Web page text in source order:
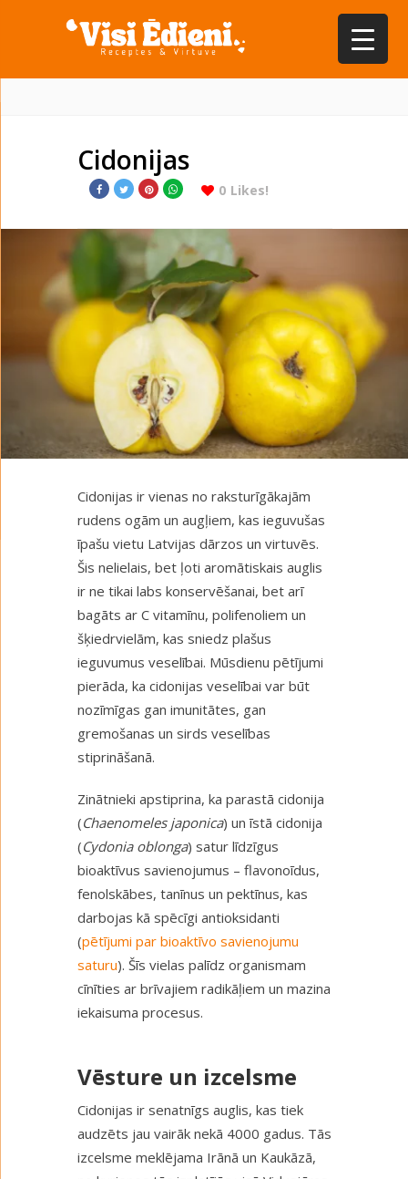
Cidonijas
0 Likes!
Cidonijas ir vienas no raksturīgākajām
rudens ogām un augļiem, kas ieguvušas
īpašu vietu Latvijas dārzos un virtuvēs.
Šis nelielais, bet ļoti aromātiskais auglis
ir ne tikai labs konservēšanai, bet arī
bagāts ar C vitamīnu, polifenoliem un
šķiedrvielām, kas sniedz plašus
ieguvumus veselībai. Mūsdienu pētījumi
pierāda, ka cidonijas veselībai var būt
nozīmīgas gan imunitātes, gan
gremošanas un sirds veselības
stiprināšanā.
Zinātnieki apstiprina, ka parastā cidonija
(Chaenomeles japonica) un īstā cidonija
(Cydonia oblonga) satur līdzīgus
bioaktīvus savienojumus – flavonoīdus,
fenolskābes, tanīnus un pektīnus, kas
darbojas kā spēcīgi antioksidanti
(pētījumi par bioaktīvo savienojumu
saturu). Šīs vielas palīdz organismam
cīnīties ar brīvajiem radikāļiem un mazina
iekaisuma procesus.
Vēsture un izcelsme
Cidonijas ir senatnīgs auglis, kas tiek
audzēts jau vairāk nekā 4000 gadus. Tās
izcelsme meklējama Irānā un Kaukāzā,